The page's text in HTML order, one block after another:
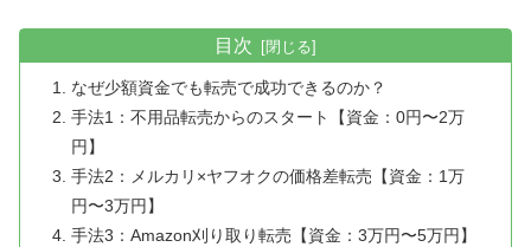
目次
なぜ少額資金でも転売で成功できるのか？
手法1：不用品転売からのスタート【資金：0円〜2万
円】
手法2：メルカリ×ヤフオクの価格差転売【資金：1万
円〜3万円】
手法3：Amazon刈り取り転売【資金：3万円〜5万円】